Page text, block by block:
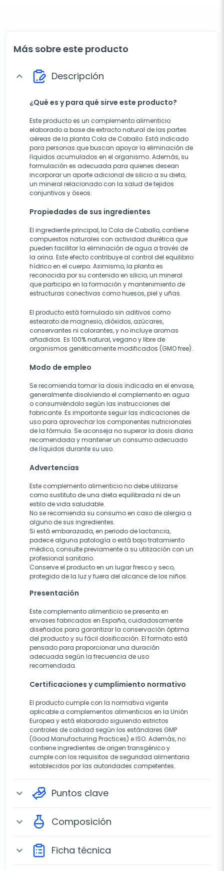
Más sobre este producto
expand_more Descripción
¿Qué es y para qué sirve este producto?
Este producto es un complemento alimenticio
elaborado a base de extracto natural de las partes
aéreas de la planta Cola de Caballo. Está indicado
para personas que buscan apoyar la eliminación de
líquidos acumulados en el organismo. Además, su
formulación es adecuada para quienes desean
incorporar un aporte adicional de silicio a su dieta,
un mineral relacionado con la salud de tejidos
conjuntivos y óseos.
Propiedades de sus ingredientes
El ingrediente principal, la Cola de Caballo, contiene
compuestos naturales con actividad diurética que
pueden facilitar la eliminación de agua a través de
la orina. Este efecto contribuye al control del equilibrio
hídrico en el cuerpo. Asimismo, la planta es
reconocida por su contenido en silicio, un mineral
que participa en la formación y mantenimiento de
estructuras conectivas como huesos, piel y uñas.
El producto está formulado sin aditivos como
estearato de magnesio, dióxidos, azúcares,
conservantes ni colorantes, y no incluye aromas
añadidos. Es 100% natural, vegano y libre de
organismos genéticamente modificados (GMO free).
Modo de empleo
Se recomienda tomar la dosis indicada en el envase,
generalmente disolviendo el complemento en agua
o consumiéndolo según las instrucciones del
fabricante. Es importante seguir las indicaciones de
uso para aprovechar los componentes nutricionales
de la fórmula. Se aconseja no superar la dosis diaria
recomendada y mantener un consumo adecuado
de líquidos durante su uso.
Advertencias
Este complemento alimenticio no debe utilizarse
como sustituto de una dieta equilibrada ni de un
estilo de vida saludable.
No se recomienda su consumo en caso de alergia a
alguno de sus ingredientes.
Si está embarazada, en periodo de lactancia,
padece alguna patología o está bajo tratamiento
médico, consulte previamente a su utilización con un
profesional sanitario.
Conserve el producto en un lugar fresco y seco,
protegido de la luz y fuera del alcance de los niños.
Presentación
Este complemento alimenticio se presenta en
envases fabricados en España, cuidadosamente
diseñados para garantizar la conservación óptima
del producto y su fácil dosificación. El formato está
pensado para proporcionar una duración
adecuada según la frecuencia de uso
recomendada.
Certificaciones y cumplimiento normativo
El producto cumple con la normativa vigente
aplicable a complementos alimenticios en la Unión
Europea y está elaborado siguiendo estrictos
controles de calidad según los estándares GMP
(Good Manufacturing Practices) e ISO. Además, no
contiene ingredientes de origen transgénico y
cumple con los requisitos de seguridad alimentaria
establecidos por las autoridades competentes.
expand_more Puntos clave
expand_more Composición
expand_more Ficha técnica